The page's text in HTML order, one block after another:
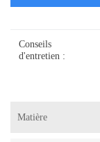
Conseils
d'entretien :
Matière